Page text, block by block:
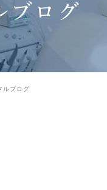
ワンデイジルコニ
予防・メンテナンス
オールオン4
ートフルの治療
内設備
ートフル歯科
ループ院の案内
ブログ
ルブログ